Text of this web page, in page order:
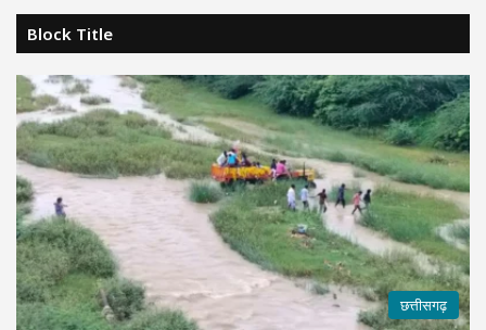
Block Title
छत्तीसगढ़